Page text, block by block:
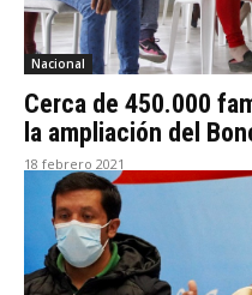
Nacional
Cerca de 450.000
la ampliación del
18 febrero 2021